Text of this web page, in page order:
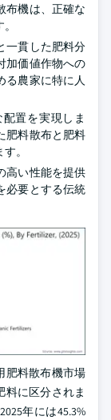
布機は、正確な
一貫した肥料分
加価値作物への
る農家に特に人
置を実現しま
肥料散布と肥料
。
高い性能を提供
必要とする伝統
肥料散布機市場
料に区分されま
年には45.3%